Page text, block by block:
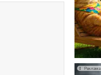
Реклама